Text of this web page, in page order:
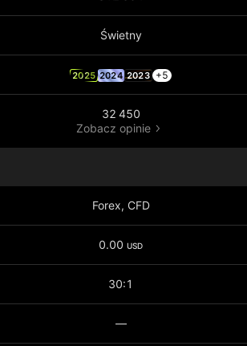
Świetny
2025 2024 2023 +5
32 450
Zobacz opinie
Forex, CFD
0.00 USD
30:1
—